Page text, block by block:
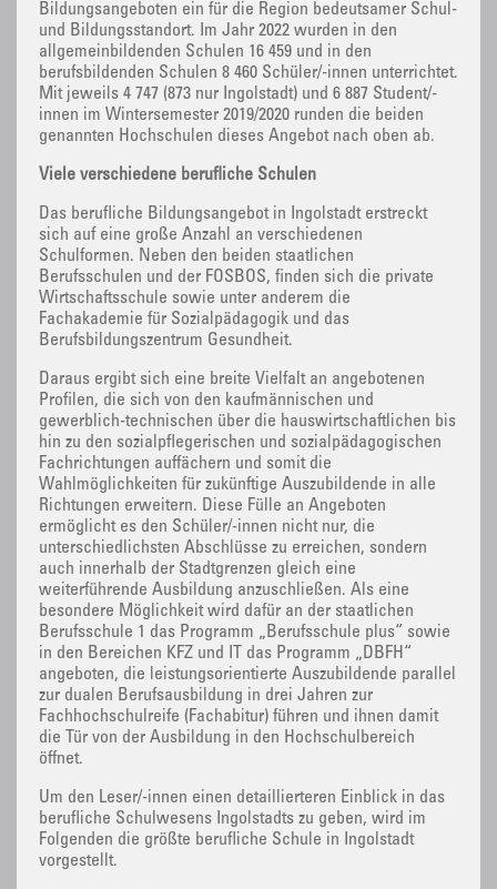
Bildungsangeboten ein für die Region bedeutsamer Schul-
und Bildungsstandort. Im Jahr 2022 wurden in den
allgemeinbildenden Schulen 16 459 und in den
berufsbildenden Schulen 8 460 Schüler/-innen unterrichtet.
Mit jeweils 4 747 (873 nur Ingolstadt) und 6 887 Student/-
innen im Wintersemester 2019/2020 runden die beiden
genannten Hochschulen dieses Angebot nach oben ab.
Viele verschiedene berufliche Schulen
Das berufliche Bildungsangebot in Ingolstadt erstreckt
sich auf eine große Anzahl an verschiedenen
Schulformen. Neben den beiden staatlichen
Berufsschulen und der FOSBOS, finden sich die private
Wirtschaftsschule sowie unter anderem die
Fachakademie für Sozialpädagogik und das
Berufsbildungszentrum Gesundheit.
Daraus ergibt sich eine breite Vielfalt an angebotenen
Profilen, die sich von den kaufmännischen und
gewerblich-technischen über die hauswirtschaftlichen bis
hin zu den sozialpflegerischen und sozialpädagogischen
Fachrichtungen auffächern und somit die
Wahlmöglichkeiten für zukünftige Auszubildende in alle
Richtungen erweitern. Diese Fülle an Angeboten
ermöglicht es den Schüler/-innen nicht nur, die
unterschiedlichsten Abschlüsse zu erreichen, sondern
auch innerhalb der Stadtgrenzen gleich eine
weiterführende Ausbildung anzuschließen. Als eine
besondere Möglichkeit wird dafür an der staatlichen
Berufsschule 1 das Programm „Berufsschule plus“ sowie
in den Bereichen KFZ und IT das Programm „DBFH“
angeboten, die leistungsorientierte Auszubildende parallel
zur dualen Berufsausbildung in drei Jahren zur
Fachhochschulreife (Fachabitur) führen und ihnen damit
die Tür von der Ausbildung in den Hochschulbereich
öffnet.
Um den Leser/-innen einen detaillierteren Einblick in das
berufliche Schulwesens Ingolstadts zu geben, wird im
Folgenden die größte berufliche Schule in Ingolstadt
vorgestellt.